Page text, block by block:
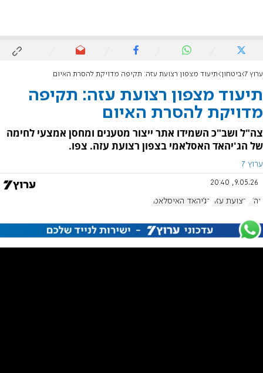
ערוץ 7 ביטחון תיעוד מצפון רצועת עזה: תקיפה מדויקת להסרת האיום
תיעוד מצפון רצועת עזה: תקיפה
מדויקת להסרת האיום
צה"ל ושב"כ השמידו אתר ייצור מטענים ומחסן אמצעי לחימה
של הג'יהאד האסלאמי בצפון רצועת עזה. צפו.
ערוץ 7
9.05.26, 20:40
צה"ל רצועת עזה הג'יהאד האיסלאמי